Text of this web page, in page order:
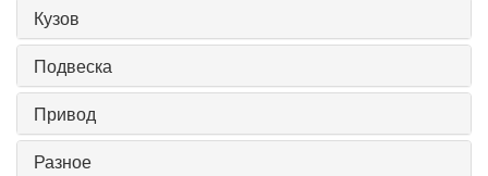
Кузов
Подвеска
Привод
Разное